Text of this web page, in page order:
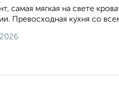
самая мягкая на свете
Превосходная кухня со